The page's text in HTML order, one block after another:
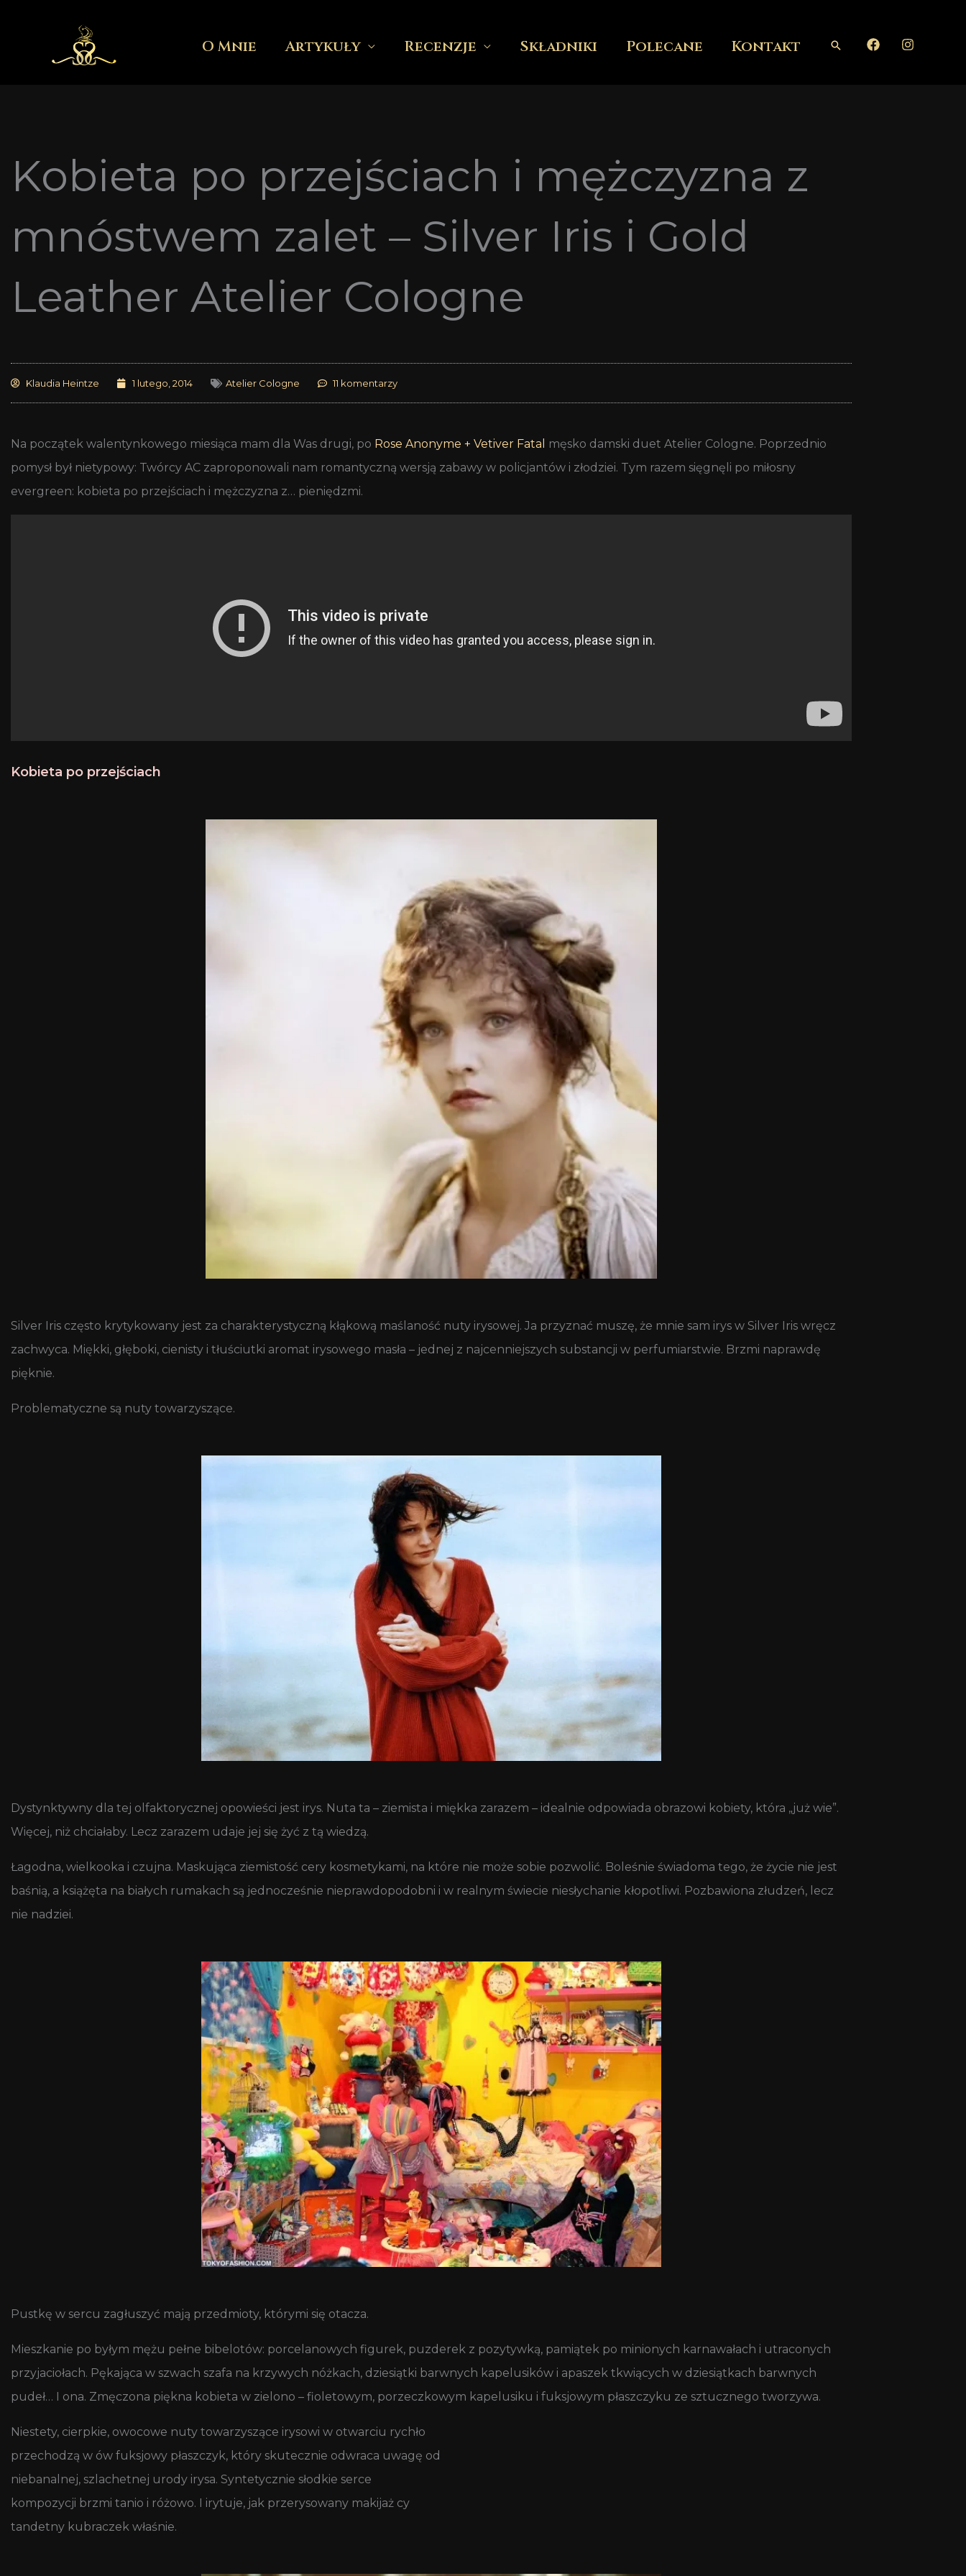
O Mnie Artykuły Recenzje Składniki Polecane Kontakt Szukaj
Kobieta po przejściach i mężczyzna z
mnóstwem zalet – Silver Iris i Gold
Leather Atelier Cologne
Klaudia Heintze 1 lutego, 2014 Atelier Cologne 11 komentarzy
Na początek walentynkowego miesiąca mam dla Was drugi, po Rose Anonyme + Vetiver Fatal
męsko damski duet Atelier Cologne. Poprzednio
pomysł był nietypowy: Twórcy AC zaproponowali nam romantyczną wersją zabawy w policjantów i złodziei. Tym razem sięgnęli po miłosny
evergreen: kobieta po przejściach i mężczyzna z… pieniędzmi.
Kobieta po przejściach
Silver Iris często krytykowany jest za charakterystyczną kłąkową maślaność nuty irysowej. Ja przyznać muszę, że mnie sam irys w Silver Iris wręcz
zachwyca. Miękki, głęboki, cienisty i tłuściutki aromat irysowego masła – jednej z najcenniejszych substancji w perfumiarstwie. Brzmi naprawdę
pięknie.
Problematyczne są nuty towarzyszące.
Dystynktywny dla tej olfaktorycznej opowieści jest irys. Nuta ta – ziemista i miękka zarazem – idealnie odpowiada obrazowi kobiety, która „już wie”.
Więcej, niż chciałaby. Lecz zarazem udaje jej się żyć z tą wiedzą.
Łagodna, wielkooka i czujna. Maskująca ziemistość cery kosmetykami, na które nie może sobie pozwolić. Boleśnie świadoma tego, że życie nie jest
baśnią, a książęta na białych rumakach są jednocześnie nieprawdopodobni i w realnym świecie niesłychanie kłopotliwi. Pozbawiona złudzeń, lecz
nie nadziei.
Pustkę w sercu zagłuszyć mają przedmioty, którymi się otacza.
Mieszkanie po byłym mężu pełne bibelotów: porcelanowych figurek, puzderek z pozytywką, pamiątek po minionych karnawałach i utraconych
przyjaciołach. Pękająca w szwach szafa na krzywych nóżkach, dziesiątki barwnych kapelusików i apaszek tkwiących w dziesiątkach barwnych
pudeł… I ona. Zmęczona piękna kobieta w zielono – fioletowym, porzeczkowym kapelusiku i fuksjowym płaszczyku ze sztucznego tworzywa.
Niestety, cierpkie, owocowe nuty towarzyszące irysowi w otwarciu rychło
przechodzą w ów fuksjowy płaszczyk, który skutecznie odwraca uwagę od
niebanalnej, szlachetnej urody irysa. Syntetycznie słodkie serce
kompozycji brzmi tanio i różowo. I irytuje, jak przerysowany makijaż cy
tandetny kubraczek właśnie.